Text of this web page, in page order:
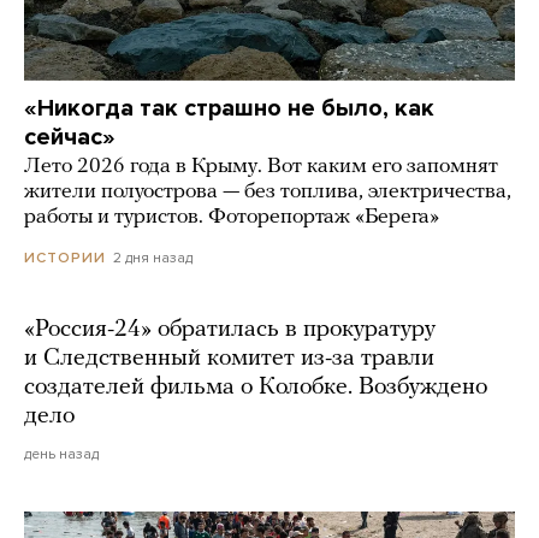
«Никогда так страшно не было, как
сейчас»
Лето 2026 года в Крыму. Вот каким его запомнят
жители полуострова — без топлива, электричества,
работы и туристов. Фоторепортаж «Берега»
ИСТОРИИ 2 дня назад
«Россия-24» обратилась в прокуратуру
и Следственный комитет из-за травли
создателей фильма о Колобке. Возбуждено
дело
день назад